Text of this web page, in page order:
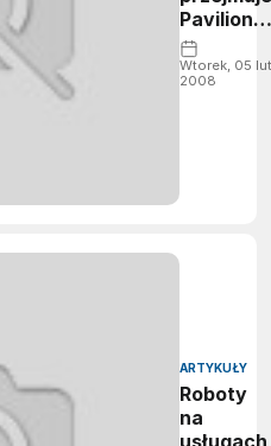
Pavilion
Wtorek, 05
2008
ARTYKUŁY
Roboty
na